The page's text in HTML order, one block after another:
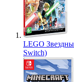
LEGO
Switch)